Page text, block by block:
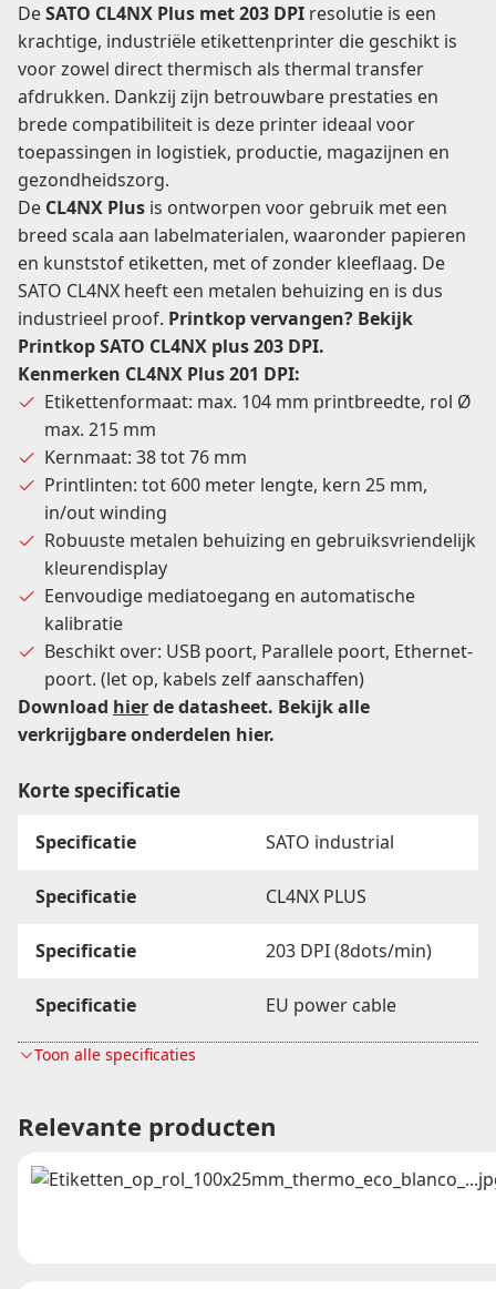
aantal
DeSATO CL4NX Plus met 203 DPI resolutie is een
krachtige, industriële etikettenprinter die geschikt is
voor zowel direct thermisch als thermal transfer
afdrukken. Dankzij zijn betrouwbare prestaties en
brede compatibiliteit is deze printer ideaal voor
toepassingen in logistiek, productie, magazijnen en
gezondheidszorg.
De CL4NX Plus is ontworpen voor gebruik met een
breed scala aan labelmaterialen, waaronder papieren
en kunststof etiketten, met of zonder kleeflaag. De
SATO CL4NX heeft een metalen behuizing en is dus
industrieel proof. Printkop vervangen? Bekijk
Printkop SATO CL4NX plus 203 DPI.
Kenmerken CL4NX Plus 201 DPI:
Etikettenformaat: max. 104 mm printbreedte, rol Ø
max. 215 mm
Kernmaat: 38 tot 76 mm
Printlinten: tot 600 meter lengte, kern 25 mm,
in/out winding
Robuuste metalen behuizing en gebruiksvriendelijk
kleurendisplay
Eenvoudige mediatoegang en automatische
kalibratie
Beschikt over: USB poort, Parallele poort, Ethernet-
poort. (let op, kabels zelf aanschaffen)
Download hierde datasheet. Bekijk alle
verkrijgbare onderdelen hier.
Korte specificatie
Specificatie SATO industrial
Specificatie CL4NX PLUS
Specificatie 203 DPI (8dots/min)
Specificatie EU power cable
Specificatie
Toon alle specificaties
Relevante producten